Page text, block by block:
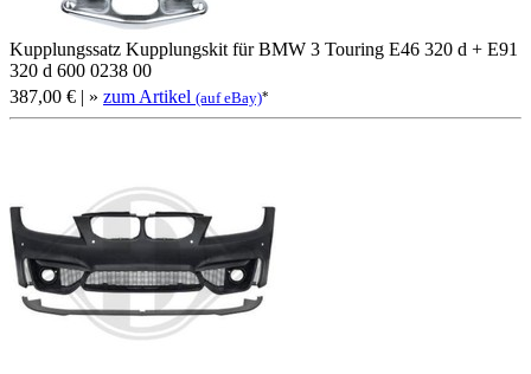
Kupplungssatz Kupplungskit für BMW 3 Touring E46 320 d + E91
320 d 600 0238 00
387,00 € | » zum Artikel (auf eBay)*